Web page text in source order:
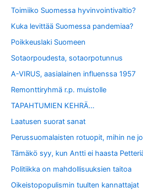
Toimiiko Suomessa hyvinvointivaltio?
Kuka levittää Suomessa pandemiaa?
Poikkeuslaki Suomeen
Sotaorpoudesta, sotaorpotunnus
A-VIRUS, aasialainen influenssa 1957
Remonttiryhmä r.p. muistolle
TAPAHTUMIEN KEHRÄ…
Laatusen suorat sanat
Perussuomalaisten rotuopit, mihin ne
Tämäkö syy, kun Antti ei haasta
Politiikka on mahdollisuuksien taitoa
Oikeistopopulismin tuulten kannattajat